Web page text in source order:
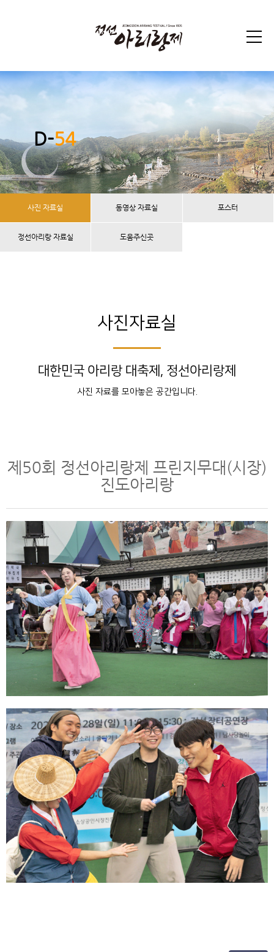
D-54
사진 자료실 동영상 자료실 포스터
정선아리랑 자료실 도움주신곳
사진자료실
대한민국 아리랑 대축제, 정선아리랑제
사진 자료를 모아놓은 공간입니다.
제50회 정선아리랑제 프린지무대(시장)
진도아리랑